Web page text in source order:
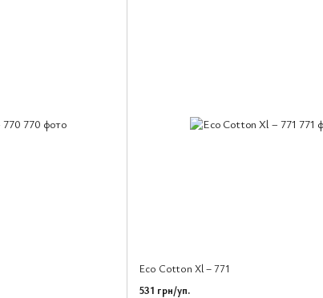
Eco Cotton Xl – 771
531 грн/уп.